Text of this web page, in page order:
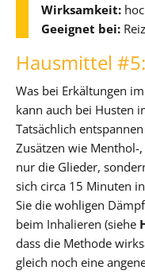
Wirksamkeit:
Geeignet bei:
Hausmittel
Was bei Erkältungen
kann auch bei Husten
Tatsächlich
Zusätzen wie
nur die Glieder,
sich circa 15 Minuten
Sie die wohligen
beim Inhalieren (siehe
dass die Methode
gleich noch eine